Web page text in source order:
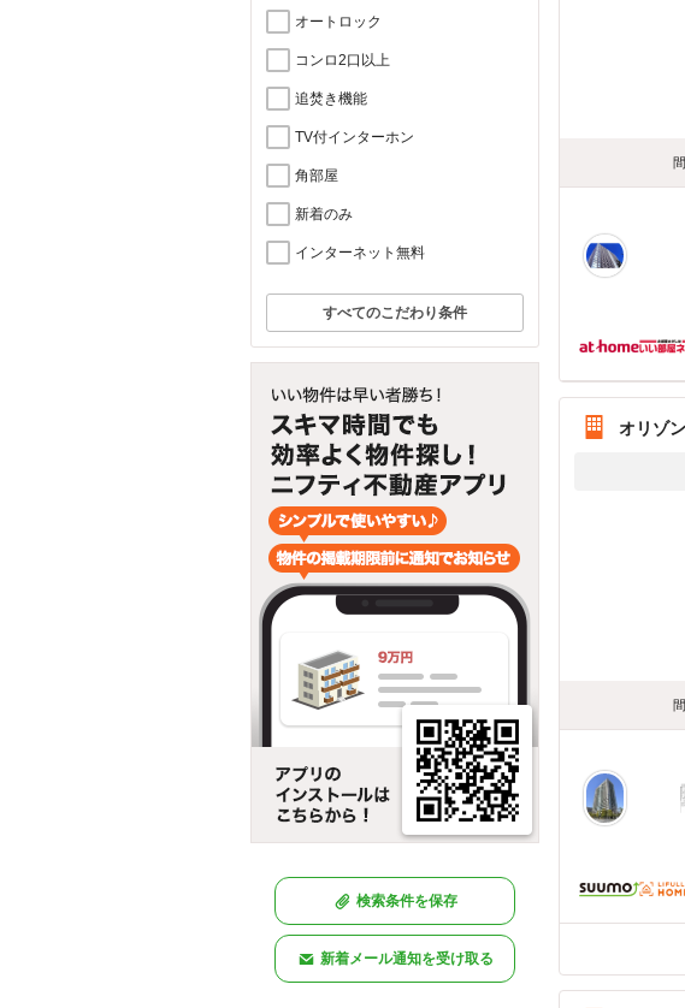
オートロック
コンロ2口以上
追焚き機能
TV付インターホン
角部屋
新着のみ
インターネット無料
すべてのこだわり条件
検索条件を保存
新着メール通知を受け取る
オリゾ